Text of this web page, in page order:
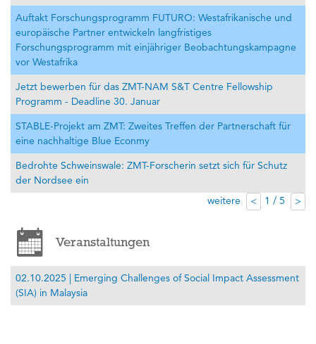
Auftakt Forschungsprogramm FUTURO: Westafrikanische und
europäische Partner entwickeln langfristiges
Forschungsprogramm mit einjähriger Beobachtungskampagne
vor Westafrika
Jetzt bewerben für das ZMT-NAM S&T Centre Fellowship
Programm - Deadline 30. Januar
STABLE-Projekt am ZMT: Zweites Treffen der Partnerschaft für
eine nachhaltige Blue Econmy
Bedrohte Schweinswale: ZMT-Forscherin setzt sich für Schutz
der Nordsee ein
weitere
< 1 / 5 >
Veranstaltungen
02.10.2025 | Emerging Challenges of Social Impact Assessment
(SIA) in Malaysia